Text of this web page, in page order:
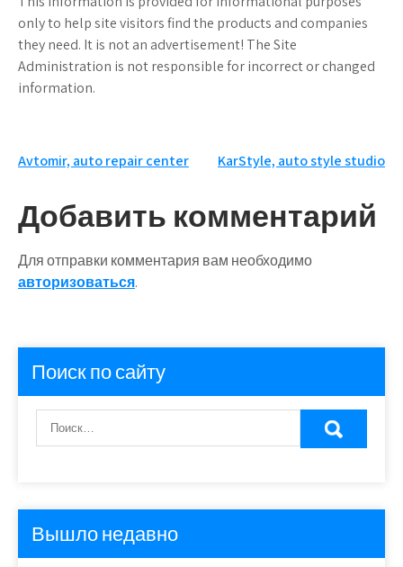
only to help site visitors find the products and companies
they need. It is not an advertisement! The Site
Administration is not responsible for incorrect or changed
information.
Навигация
по
записям
Avtomir, auto repair center KarStyle, auto style studio
Добавить комментарий
Для отправки комментария вам необходимо
авторизоваться.
Поиск по сайту
Вышло недавно